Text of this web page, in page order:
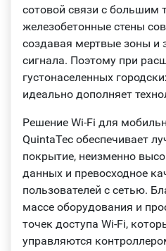
сотовой связи с большим
железобетонные стены
создавая мертвые зоны и
сигнала. Поэтому при
густонаселенных
идеально дополняет
Решение Wi-Fi для
QuintaTec обеспечивает
покрытие, неизменно
данных и превосходное
пользователей с сетью.
массе оборудования и
точек доступа Wi‑Fi,
управляются